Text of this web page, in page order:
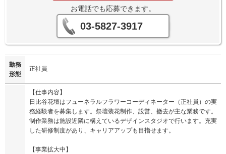
お電話でも応募できます。
03-5827-3917
勤務
形態
正社員
【仕事内容】
日比谷花壇はフューネラルフラワーコーディネーター（正社員）の実
務経験者を募集します。祭壇装花制作、設営、撤去が主な業務です。
制作業務は施設近隣に構えているデザインスタジオで行います。充実
した研修制度があり、キャリアアップも目指せます。
【事業拡大中】